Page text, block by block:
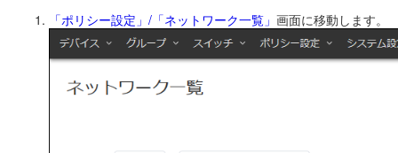
「ポリシー設定」/「ネットワーク一覧」 画面に移動します。